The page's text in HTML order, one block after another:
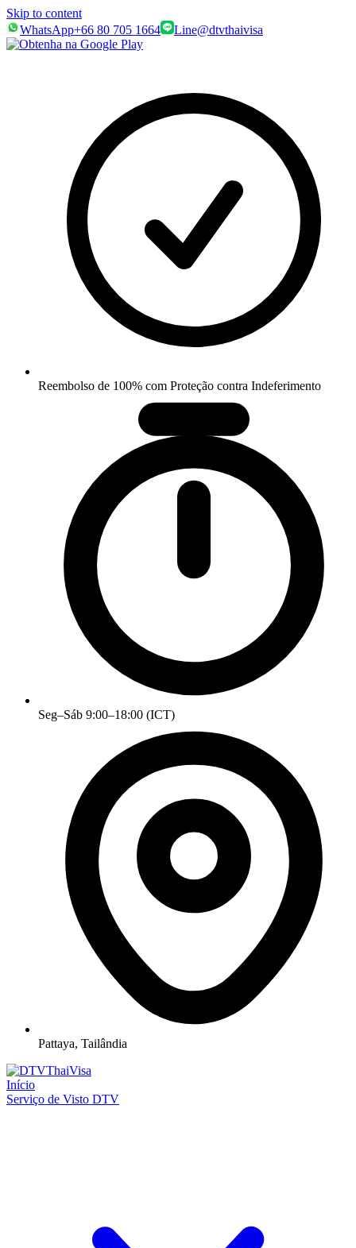
Skip to content
WhatsApp+66 80 705 1664 Line@dtvthaivisa
Reembolso de 100% com Proteção contra Indeferimento
Seg–Sáb 9:00–18:00 (ICT)
Pattaya, Tailândia
Início
Serviço de Visto DTV